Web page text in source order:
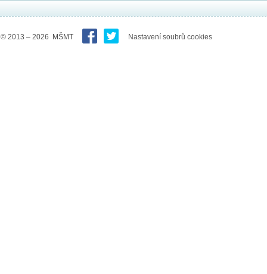
© 2013 – 2026 MŠMT Nastavení soubrů cookies